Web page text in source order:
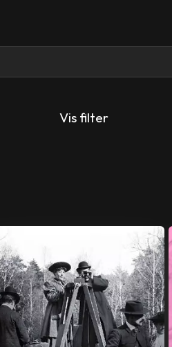
Vis filter